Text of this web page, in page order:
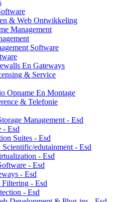
& Web Ontwikkeling
Management
Software
En Gateways
& Service
Opname En Montage
& Telefonie
Management - Esd
- Esd
Suites - Esd
edutainment - Esd
- Esd
- Esd
- Esd
- Esd
- Esd